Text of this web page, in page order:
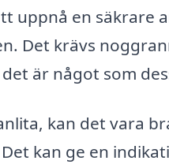
uppnå en säkrare
Det krävs
är något som
kan det vara
kan ge en